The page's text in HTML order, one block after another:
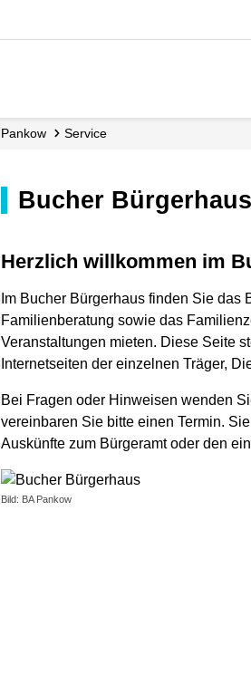
Pankow Service
Bucher Bürgerhaus
Herzlich willkommen im
Im Bucher Bürgerhaus finden Sie
Familienberatung sowie das
Veranstaltungen mieten. Diese Seite
Internetseiten der einzelnen Träger,
Bei Fragen oder Hinweisen wenden
vereinbaren Sie bitte einen Termin.
Auskünfte zum Bürgeramt oder den
Bild: BA Pankow